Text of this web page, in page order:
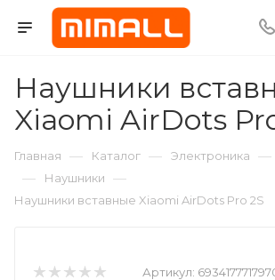
Наушники
Xiaomi AirDots
Главная — Каталог — Электроника —
— Наушники —
Наушники вставные Xiaomi AirDots Pro 2S
Артикул: